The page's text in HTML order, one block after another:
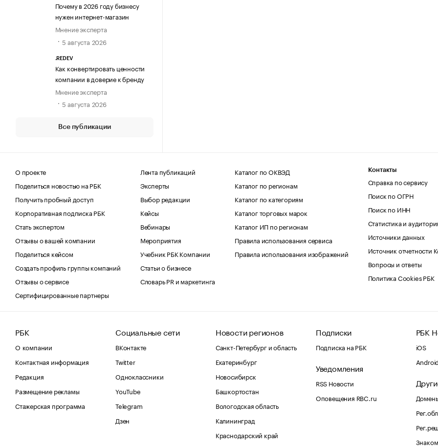
Почему в 2026 году бизнесу
нужен интернет-магазин
Мнение эксперта
5 августа 2026
.REDEV
Как конвертировать ценности
компании в доверие к бренду
Мнение эксперта
5 августа 2026
Все публикации
О проекте
Поделиться новостью на РБК
Получить пробный доступ
Корпоративная подписка РБК
Стать экспертом
Отзывы о вашей компании
Поделиться кейсом
Создать профиль группы компаний
Отзывы о сервисе
Сертифицированные партнеры
Лента публикаций
Эксперты
Выбор редакции
Кейсы
Вебинары
Мероприятия
Учебник РБК Компании
Статьи о бизнесе
Словарь PR и маркетинга
Каталог по ОКВЭД
Каталог по регионам
Каталог по категориям
Каталог торговых марок
Каталог ИП по регионам
Правила использования сервиса
Правила использования изображений
Контакты
Справка по сервису
Поиск по ОГРН
Поиск по ИНН
Статистика и
Источники данных
Источник отчетности
Вопросы и ответы
Политика Cookies РБК
РБК
О компании
Контактная информация
Редакция
Размещение рекламы
Стажерская программа
Социальные сети
ВКонтакте
Twitter
Одноклассники
YouTube
Telegram
Дзен
Новости регионов
Санкт-Петербург и область
Екатеринбург
Новосибирск
Башкортостан
Вологодская область
Калининград
Краснодарский край
Подписки
Подписка на РБК
Уведомления
RSS Новости
Оповещения RBC.ru
РБК
iOS